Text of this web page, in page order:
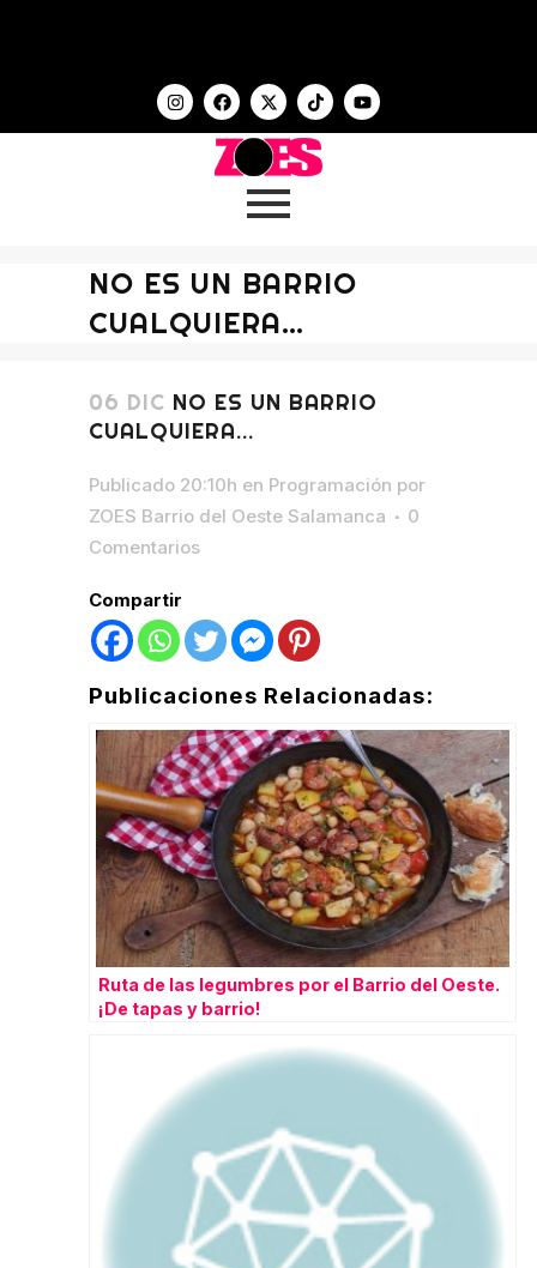
NO ES UN BARRIO
CUALQUIERA…
06 DIC NO ES UN BARRIO
CUALQUIERA…
Publicado 20:10h en Programación por
ZOES Barrio del Oeste Salamanca
0
Comentarios
Compartir
Publicaciones Relacionadas:
Ruta de las legumbres por el Barrio del Oeste.
¡De tapas y barrio!